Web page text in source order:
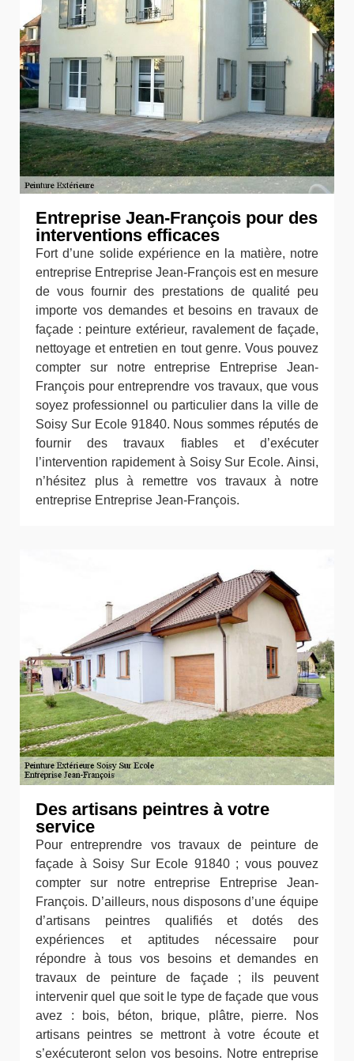
Entreprise Jean-François pour des
interventions efficaces
Fort d’une solide expérience en la matière, notre
entreprise Entreprise Jean-François est en mesure
de vous fournir des prestations de qualité peu
importe vos demandes et besoins en travaux de
façade : peinture extérieur, ravalement de façade,
nettoyage et entretien en tout genre. Vous pouvez
compter sur notre entreprise Entreprise Jean-
François pour entreprendre vos travaux, que vous
soyez professionnel ou particulier dans la ville de
Soisy Sur Ecole 91840. Nous sommes réputés de
fournir des travaux fiables et d’exécuter
l’intervention rapidement à Soisy Sur Ecole. Ainsi,
n’hésitez plus à remettre vos travaux à notre
entreprise Entreprise Jean-François.
Des artisans peintres à votre
service
Pour entreprendre vos travaux de peinture de
façade à Soisy Sur Ecole 91840 ; vous pouvez
compter sur notre entreprise Entreprise Jean-
François. D’ailleurs, nous disposons d’une équipe
d’artisans peintres qualifiés et dotés des
expériences et aptitudes nécessaire pour
répondre à tous vos besoins et demandes en
travaux de peinture de façade ; ils peuvent
intervenir quel que soit le type de façade que vous
avez : bois, béton, brique, plâtre, pierre. Nos
artisans peintres se mettront à votre écoute et
s’exécuteront selon vos besoins. Notre entreprise